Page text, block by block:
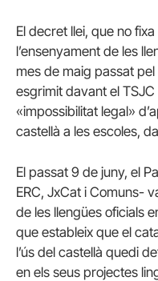
El decret llei, que no
l’ensenyament de les
mes de maig passat
esgrimit davant el
«impossibilitat legal»
castellà a les escoles,
El passat 9 de juny, el
ERC, JxCat i Comuns-
de les llengües oficials
que estableix que el
l’ús del castellà quedi
en els seus projectes